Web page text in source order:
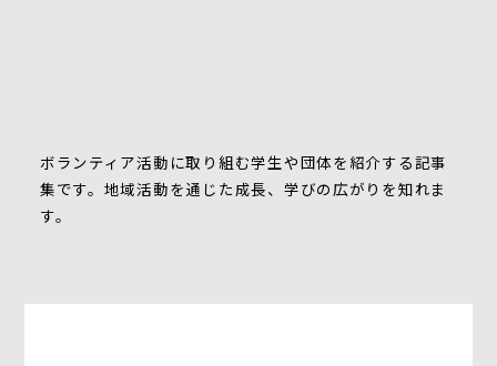
ボランティア活動に取り組む学生や団体を紹介する記事
集です。地域活動を通じた成長、学びの広がりを知れま
す。